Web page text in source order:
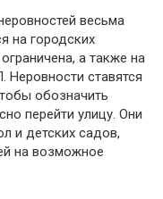
весьма
на городских
а также на
Неровности ставятся
обозначить
перейти улицу. Они
и детских садов,
на возможное